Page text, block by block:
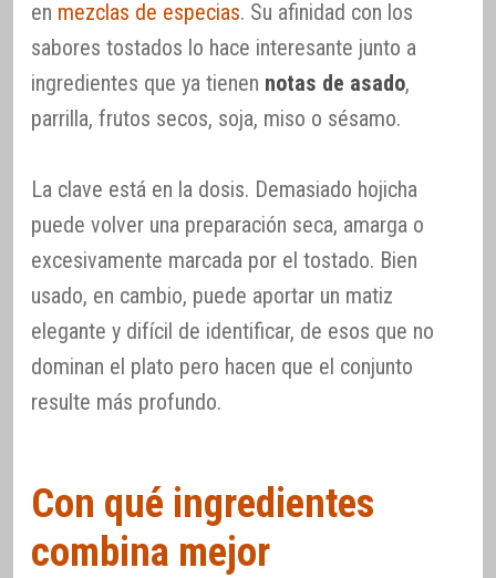
en mezclas de especias. Su afinidad con los
sabores tostados lo hace interesante junto a
ingredientes que ya tienen notas de asado,
parrilla, frutos secos, soja, miso o sésamo.
La clave está en la dosis. Demasiado hojicha
puede volver una preparación seca, amarga o
excesivamente marcada por el tostado. Bien
usado, en cambio, puede aportar un matiz
elegante y difícil de identificar, de esos que no
dominan el plato pero hacen que el conjunto
resulte más profundo.
Con qué ingredientes
combina mejor